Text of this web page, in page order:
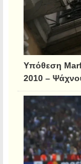
Υπόθεση
2010 –